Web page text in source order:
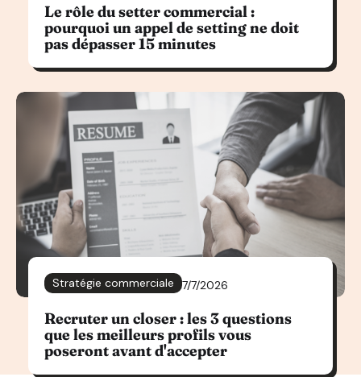
Le rôle du setter commercial :
pourquoi un appel de setting ne doit
pas dépasser 15 minutes
Stratégie commerciale 7/7/2026
Recruter un closer : les 3 questions
que les meilleurs profils vous
poseront avant d'accepter